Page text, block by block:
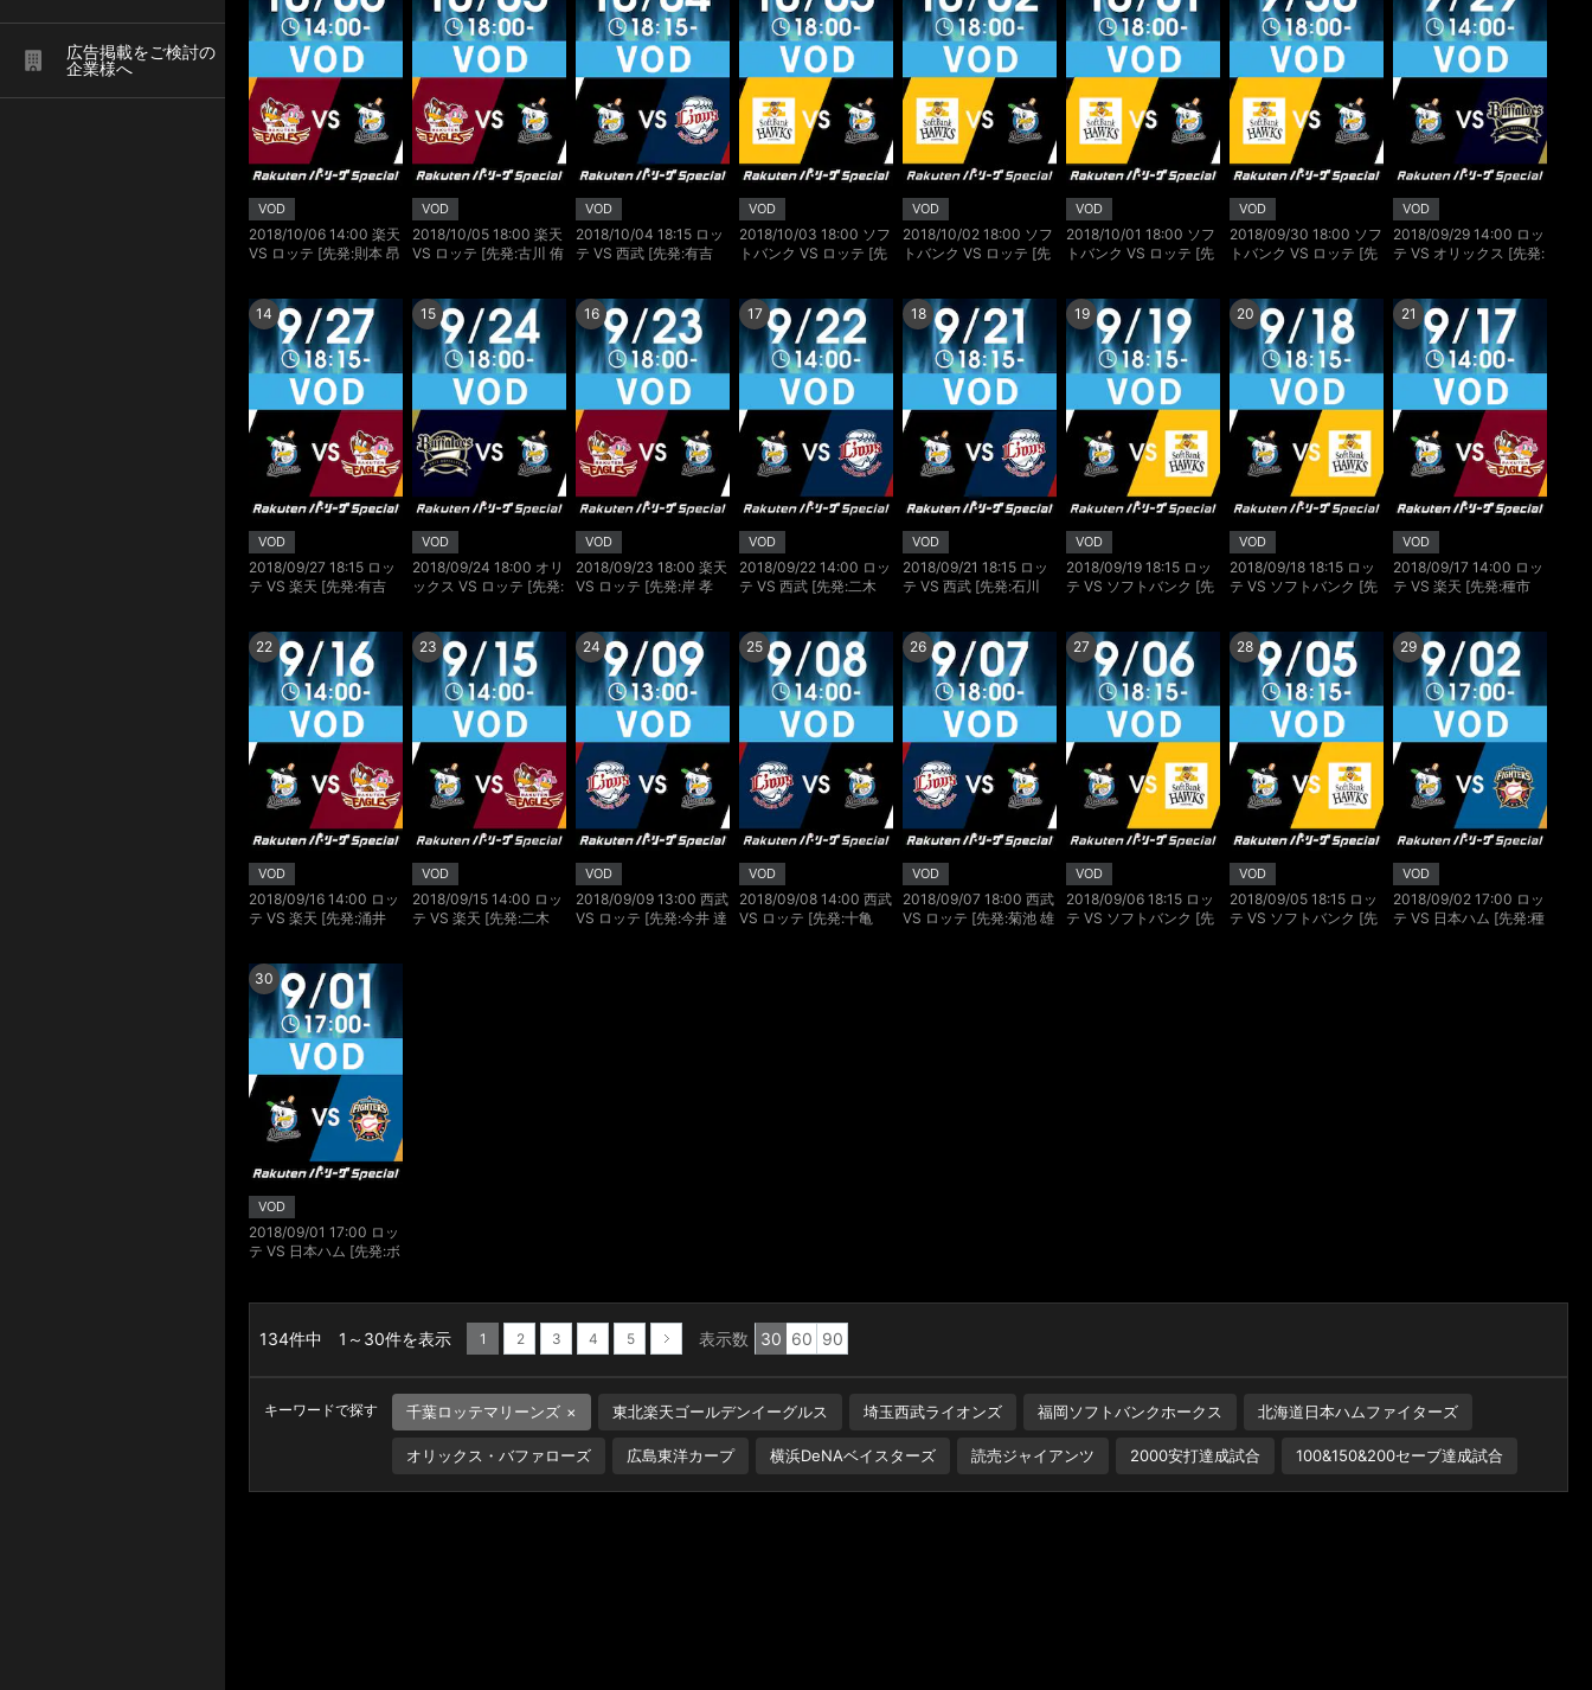
広告掲載をご検討の
企業様へ
VOD
2018/10/06 14:00 楽天
VS ロッテ [先発:則本 昂
VOD
2018/10/05 18:00 楽天
VS ロッテ [先発:古川 侑
VOD
2018/10/04 18:15 ロッ
テ VS 西武 [先発:有吉
VOD
2018/10/03 18:00 ソフ
トバンク VS ロッテ [先
VOD
2018/10/02 18:00 ソフ
トバンク VS ロッテ [先
VOD
2018/10/01 18:00 ソフ
トバンク VS ロッテ [先
VOD
2018/09/30 18:00 ソフ
トバンク VS ロッテ [先
VOD
2018/09/29 14:00 ロッ
テ VS オリックス [先発:
VOD
2018/09/27 18:15 ロッ
テ VS 楽天 [先発:有吉
14
VOD
2018/09/24 18:00 オリ
ックス VS ロッテ [先発:
15
VOD
2018/09/23 18:00 楽天
VS ロッテ [先発:岸 孝
16
VOD
2018/09/22 14:00 ロッ
テ VS 西武 [先発:二木
17
VOD
2018/09/21 18:15 ロッ
テ VS 西武 [先発:石川
18
VOD
2018/09/19 18:15 ロッ
テ VS ソフトバンク [先
19
VOD
2018/09/18 18:15 ロッ
テ VS ソフトバンク [先
20
VOD
2018/09/17 14:00 ロッ
テ VS 楽天 [先発:種市
21
VOD
2018/09/16 14:00 ロッ
テ VS 楽天 [先発:涌井
22
VOD
2018/09/15 14:00 ロッ
テ VS 楽天 [先発:二木
23
VOD
2018/09/09 13:00 西武
VS ロッテ [先発:今井 達
24
VOD
2018/09/08 14:00 西武
VS ロッテ [先発:十亀
25
VOD
2018/09/07 18:00 西武
VS ロッテ [先発:菊池 雄
26
VOD
2018/09/06 18:15 ロッ
テ VS ソフトバンク [先
27
VOD
2018/09/05 18:15 ロッ
テ VS ソフトバンク [先
28
VOD
2018/09/02 17:00 ロッ
テ VS 日本ハム [先発:種
29
VOD
2018/09/01 17:00 ロッ
テ VS 日本ハム [先発:ボ
30
134件中 1～30件を表示 1 2 3 4 5 表示数 30 60 90
キーワードで探す 千葉ロッテマリーンズ 東北楽天ゴールデンイーグルス 埼玉西武ライオンズ 福岡ソフトバンクホークス 北海道日本ハムファイターズ
オリックス・バファローズ 広島東洋カープ 横浜DeNAベイスターズ 読売ジャイアンツ 2000安打達成試合 100&150&200セーブ達成試合